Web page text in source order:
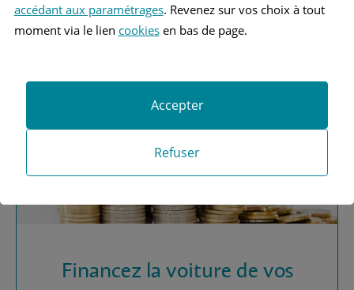
assurance automobile ?
Obtenez vos devis MAAF
Financez la voiture de vos
accédant aux paramétrages. Revenez sur vos choix à tout
moment via le lien cookiesen bas de page.
Refuser
Accepter